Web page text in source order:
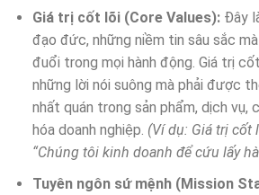
Giá trị cốt lõi (Core Values):Đây
đạo đức, những niềm tin sâu sắc
đuổi trong mọi hành động. Giá trị
những lời nói suông mà phải được
nhất quán trong sản phẩm, dịch vụ,
hóa doanh nghiệp. (Ví dụ: Giá trị cốt
“Chúng tôi kinh doanh để cứu lấy
Tuyên ngôn sứ mệnh (Mission